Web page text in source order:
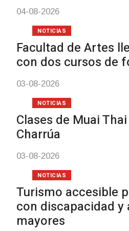
04-08-2026
Facultad de Artes
con dos cursos de
03-08-2026
NOTICIAS
Clases de Muai
Charrúa
03-08-2026
NOTICIAS
Turismo accesible
con discapacidad y
mayores
NOTICIAS